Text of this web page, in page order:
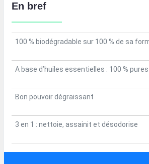
En bref
100 % biodégradable sur 100 % de sa
A base d’huiles essentielles : 100 %
Bon pouvoir dégraissant
3 en 1 : nettoie, assainit et désodorise